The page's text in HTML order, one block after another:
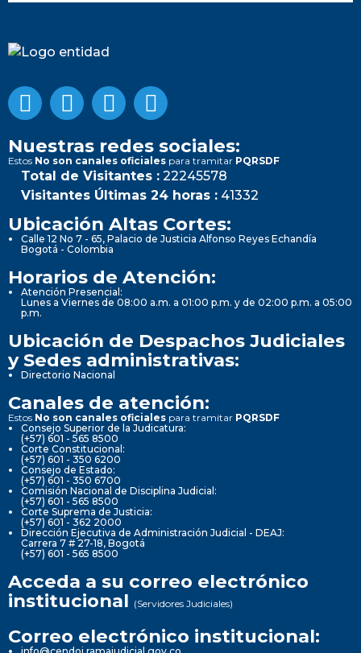
Nuestras redes sociales:
Estos No son canales oficiales para tramitar PQRSDF
Total de Visitantes : 22245578
Visitantes Últimas 24 horas : 41332
Ubicación Altas Cortes:
Calle 12 No 7 - 65, Palacio de Justicia Alfonso Reyes Echandía
Bogotá - Colombia
Horarios de Atención:
Atención Presencial:
Lunes a Viernes de 08:00 a.m. a 01:00 p.m. y de 02:00 p.m. a 05:00
p.m.
Ubicación de Despachos Judiciales
y Sedes administrativas:
Directorio Nacional
Canales de atención:
Estos No son canales oficiales para tramitar PQRSDF
Consejo Superior de la Judicatura:
(+57) 601 - 565 8500
Corte Constitucional:
(+57) 601 - 350 6200
Consejo de Estado:
(+57) 601 - 350 6700
Comisión Nacional de Disciplina Judicial:
(+57) 601 - 565 8500
Corte Suprema de Justicia:
(+57) 601 - 362 2000
Dirección Ejecutiva de Administración Judicial - DEAJ:
Carrera 7 # 27-18, Bogotá
(+57) 601 - 565 8500
Acceda a su correo electrónico
institucional (Servidores Judiciales)
Correo electrónico institucional: